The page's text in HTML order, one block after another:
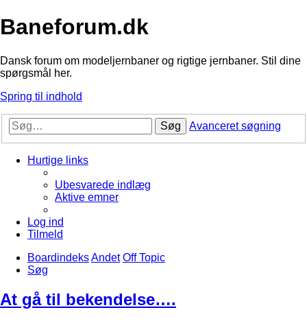
Baneforum.dk
Dansk forum om modeljernbaner og rigtige jernbaner. Stil dine
spørgsmål her.
Spring til indhold
Søg Avanceret søgning
Hurtige links
Ubesvarede indlæg
Aktive emner
Log ind
Tilmeld
BoardindeksAndet Off Topic
Søg
At gå til bekendelse….